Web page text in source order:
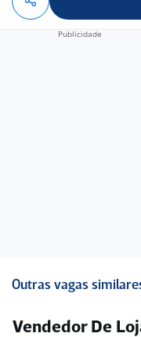
Outras vagas
Vendedor De